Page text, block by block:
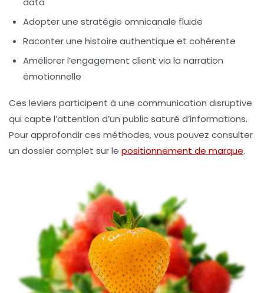
Adopter une stratégie omnicanale fluide
Raconter une histoire authentique et cohérente
Améliorer l’engagement client via la narration
émotionnelle
Ces leviers participent à une communication disruptive
qui capte l’attention d’un public saturé d’informations.
Pour approfondir ces méthodes, vous pouvez consulter
un dossier complet sur le positionnement de marque.